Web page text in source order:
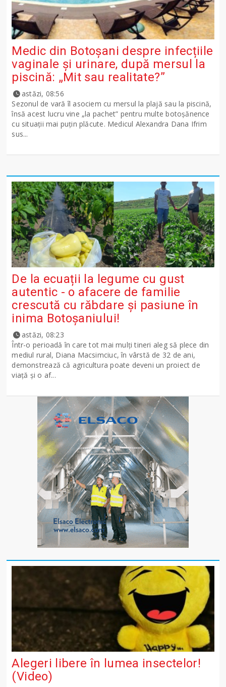
Medic din Botoșani despre infecțiile
vaginale și urinare, după mersul la
piscină: „Mit sau realitate?”
astăzi, 08:56
Sezonul de vară îl asociem cu mersul la plajă sau la piscină,
însă acest lucru vine „la pachet” pentru multe botoșănence
cu situații mai puțin plăcute. Medicul Alexandra Dana Ifrim
sus...
De la ecuații la legume cu gust
autentic - o afacere de familie
crescută cu răbdare și pasiune în
inima Botoșaniului!
astăzi, 08:23
Într-o perioadă în care tot mai mulți tineri aleg să plece din
mediul rural, Diana Macsimciuc, în vârstă de 32 de ani,
demonstrează că agricultura poate deveni un proiect de
viață și o af...
Alegeri libere în lumea insectelor!
(Video)